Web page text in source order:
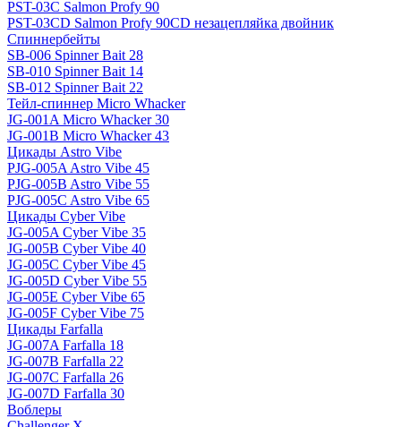
PST-03C Salmon Profy 90
PST-03CD Salmon Profy 90CD незацепляйка двойник
Спиннербейты
SB-006 Spinner Bait 28
SB-010 Spinner Bait 14
SB-012 Spinner Bait 22
Тейл-спиннер Micro Whacker
JG-001A Micro Whacker 30
JG-001B Micro Whacker 43
Цикады Astro Vibe
PJG-005A Astro Vibe 45
PJG-005B Astro Vibe 55
PJG-005C Astro Vibe 65
Цикады Cyber Vibe
JG-005A Cyber Vibe 35
JG-005B Cyber Vibe 40
JG-005C Cyber Vibe 45
JG-005D Cyber Vibe 55
JG-005E Cyber Vibe 65
JG-005F Cyber Vibe 75
Цикады Farfalla
JG-007A Farfalla 18
JG-007B Farfalla 22
JG-007C Farfalla 26
JG-007D Farfalla 30
Воблеры